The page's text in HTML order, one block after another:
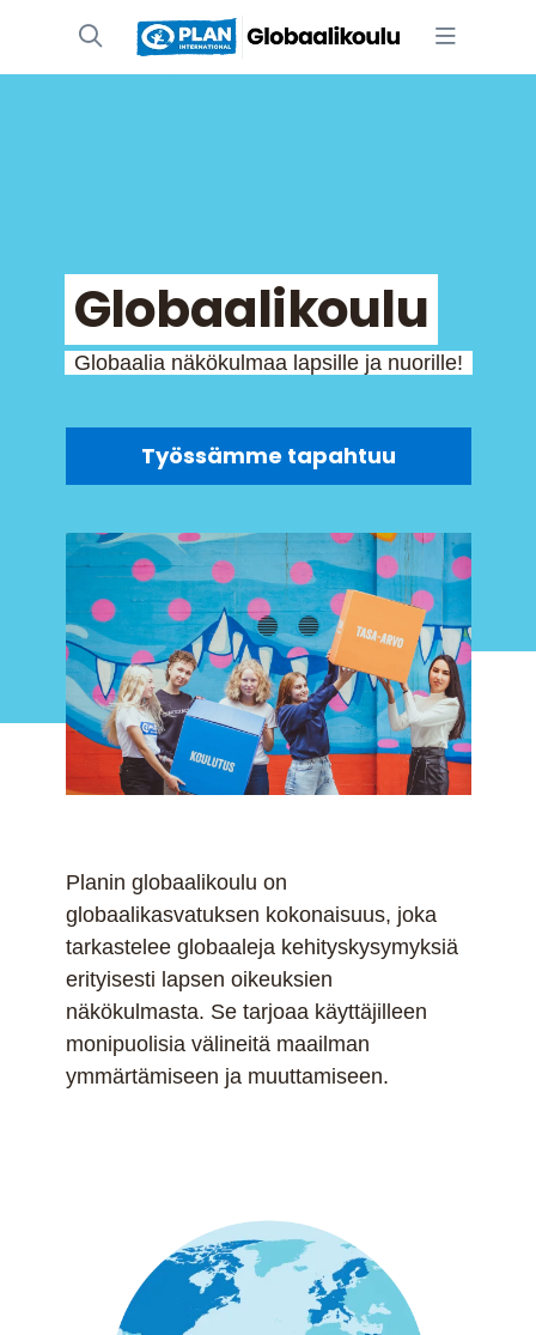
Globaalikoulu
Globaalia näkökulmaa lapsille ja nuorille!
Työssämme tapahtuu
Planin globaalikoulu on
globaalikasvatuksen kokonaisuus, joka
tarkastelee globaaleja kehityskysymyksiä
erityisesti lapsen oikeuksien
näkökulmasta. Se tarjoaa käyttäjilleen
monipuolisia välineitä maailman
ymmärtämiseen ja muuttamiseen.